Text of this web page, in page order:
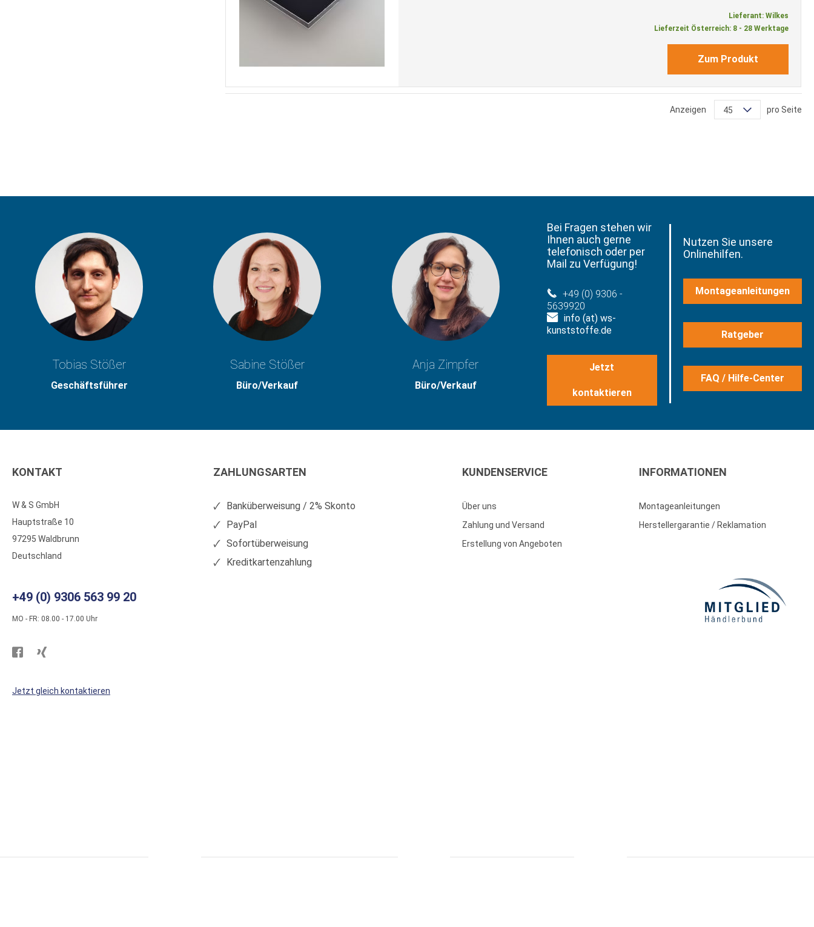
Lieferant: Wilkes
Lieferzeit Österreich: 8 - 28 Werktage
Zum Produkt
Anzeigen 45 pro Seite
Tobias Stößer
Geschäftsführer
Sabine Stößer
Büro/Verkauf
Anja Zimpfer
Büro/Verkauf
Bei Fragen stehen wir
Ihnen auch gerne
telefonisch oder per
Mail zu Verfügung!
+49 (0) 9306 -
5639920
info (at) ws-
kunststoffe.de
Jetzt
kontaktieren
Nutzen Sie unsere
Onlinehilfen.
Montageanleitungen
Ratgeber
FAQ / Hilfe-Center
KONTAKT
W & S GmbH
Hauptstraße 10
97295 Waldbrunn
Deutschland
+49 (0) 9306 563 99 20
MO - FR: 08.00 - 17.00 Uhr
Besuchen
WS
WS
Jetzt gleich kontaktieren
ZAHLUNGSARTEN
Banküberweisung / 2% Skonto
PayPal
Sofortüberweisung
Kreditkartenzahlung
KUNDENSERVICE
Über uns
Zahlung und Versand
Erstellung von Angeboten
INFORMATIONEN
Montageanleitungen
Herstellergarantie / Reklamation